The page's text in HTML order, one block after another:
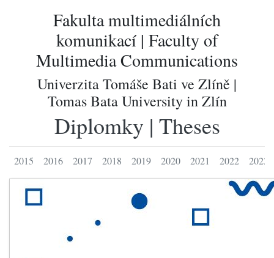
Fakulta multimediálních
komunikací | Faculty of
Multimedia Communications
Univerzita Tomáše Bati ve Zlíně |
Tomas Bata University in Zlín
Diplomky | Theses
2015 2016 2017 2018 2019 2020 2021 2022 2023